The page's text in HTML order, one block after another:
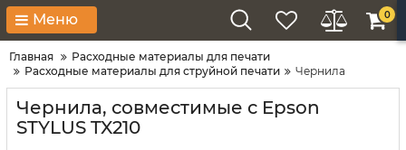
Меню 0
Главная
Расходные материалы для печати
Расходные материалы для струйной печати
Чернила
Чернила, совместимые с Epson
STYLUS TX210